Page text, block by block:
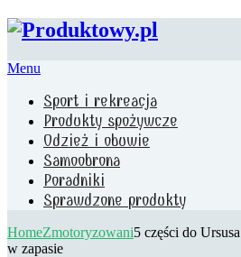
Menu
Sport i rekreacja
Produkty spożywcze
Odzież i obuwie
Samoobrona
Poradniki
Sprawdzone produkty
HomeZmotoryzowani5 części do
w zapasie